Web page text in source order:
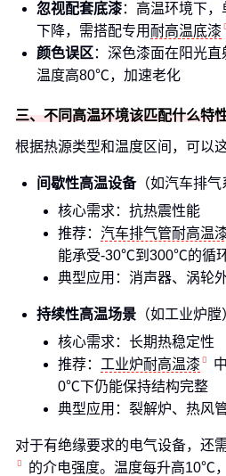
忽视配套底漆：高温环境下
下降，需搭配专用 耐高温底漆
颜色误区 ：深色漆面在阳光
温度高80℃，加速老化
三、不同高温环境该匹配什么特性
根据热源类型和温度区间，可以
间歇性高温设备（如汽车排气
核心需求：抗热震性能
推荐： 汽车排气管耐高温
能承受-30℃到300℃的循
典型应用：消声器、涡轮
持续性高温场景 （如工业炉膛
核心需求：长期热稳定性
推荐： 工业炉耐高温漆
0℃下仍能保持结构完整
典型应用：裂解炉、热风
对于有绝缘要求的电气设备，还
的介电强度。温度每升高10℃